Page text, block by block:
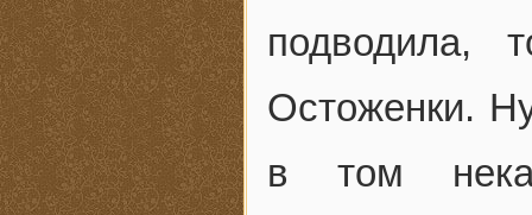
подводила,
Остоженки.
в том